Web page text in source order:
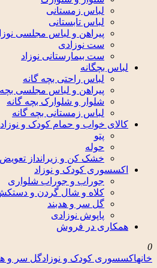
لباس زمستانی
لباس تابستانی
پیراهن و لباس مجلسی
ست نوزادی
ست بیمارستانی نوزاد
لباس بچگانه
لباس راحتی بچه گانه
پیراهن و لباس مجلسی بچه
شلوار و شلوارک بچه گانه
لباس زمستانی بچه گانه
کالای خواب و حمام کودک و نوزاد
پتو
حوله
خشک کن و زیرانداز
اکسسوری کودک و نوزاد
جوراب و جوراب شلواری
کلاه و شال گردن و
گل سر و هدبند
پاپوش نوزادی
همکاری در فروش
0
خانهاکسسوری کودک و نوزادگل سر و